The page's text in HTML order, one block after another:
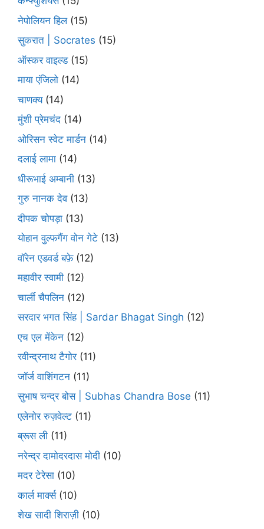
नेपोलियन हिल(15)
सुकरात | Socrates (15)
ऑस्कर वाइल्ड(15)
माया एंजिलो (14)
चाणक्य(14)
मुंशी प्रेमचंद (14)
ओरिसन स्‍वेट मार्डन (14)
दलाई लामा (14)
धीरूभाई अम्बानी (13)
गुरु नानक देव(13)
दीपक चोपड़ा (13)
योहान वुल्फगैंग वोन गेटे (13)
वॉरेन एडवर्ड बफ़े(12)
महावीर स्वामी (12)
चार्ली चैपलिन (12)
सरदार भगत सिंह | Sardar Bhagat Singh (12)
एच एल मेंकेन (12)
रवीन्द्रनाथ टैगोर(11)
जॉर्ज वाशिंगटन (11)
सुभाष चन्द्र बोस | Subhas Chandra Bose (11)
एलेनोर रुज़वेल्ट (11)
ब्रूस ली (11)
नरेन्द्र दामोदरदास मोदी (10)
मदर टेरेसा (10)
कार्ल मार्क्स(10)
शेख सादी शिराज़ी (10)